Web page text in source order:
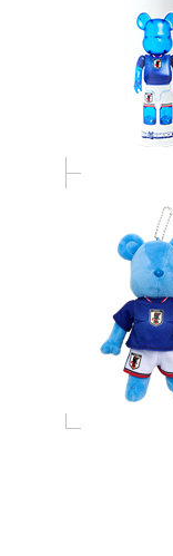
サッカー日
フィシャル
商品
カー日本代表
ぐるみキー